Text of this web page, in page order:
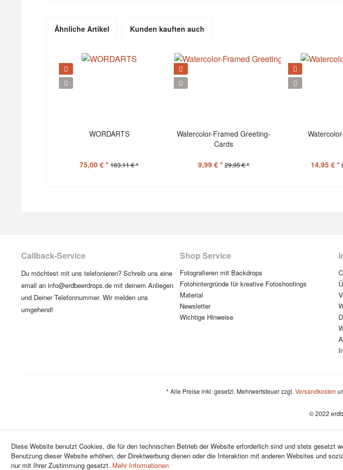
Ähnliche Artikel Kunden kauften auch
WORDARTS
75,00 € * 163,11 € *
Watercolor-Framed Greeting-
Cards
9,99 € * 29,95 € * 14,95 € *
Callback-Service
Du möchtest mit uns telefonieren? Schreib uns eine
email an info@erdbeerdrops.de mit deinem Anliegen
und Deiner Telefonnummer. Wir melden uns
umgehend!
Shop Service
Fotografieren mit Backdrops
Fotohintergründe für kreative Fotoshootings
Material
Newsletter
Wichtige Hinweise
* Alle Preise inkl. gesetzl. Mehrwertsteuer zzgl. Versandkosten
© 2022
Diese Website benutzt Cookies, die für den technischen Betrieb der Website erforderlich sind und stets gesetzt
Benutzung dieser Website erhöhen, der Direktwerbung dienen oder die Interaktion mit anderen Websites und
nur mit Ihrer Zustimmung gesetzt. Mehr Informationen